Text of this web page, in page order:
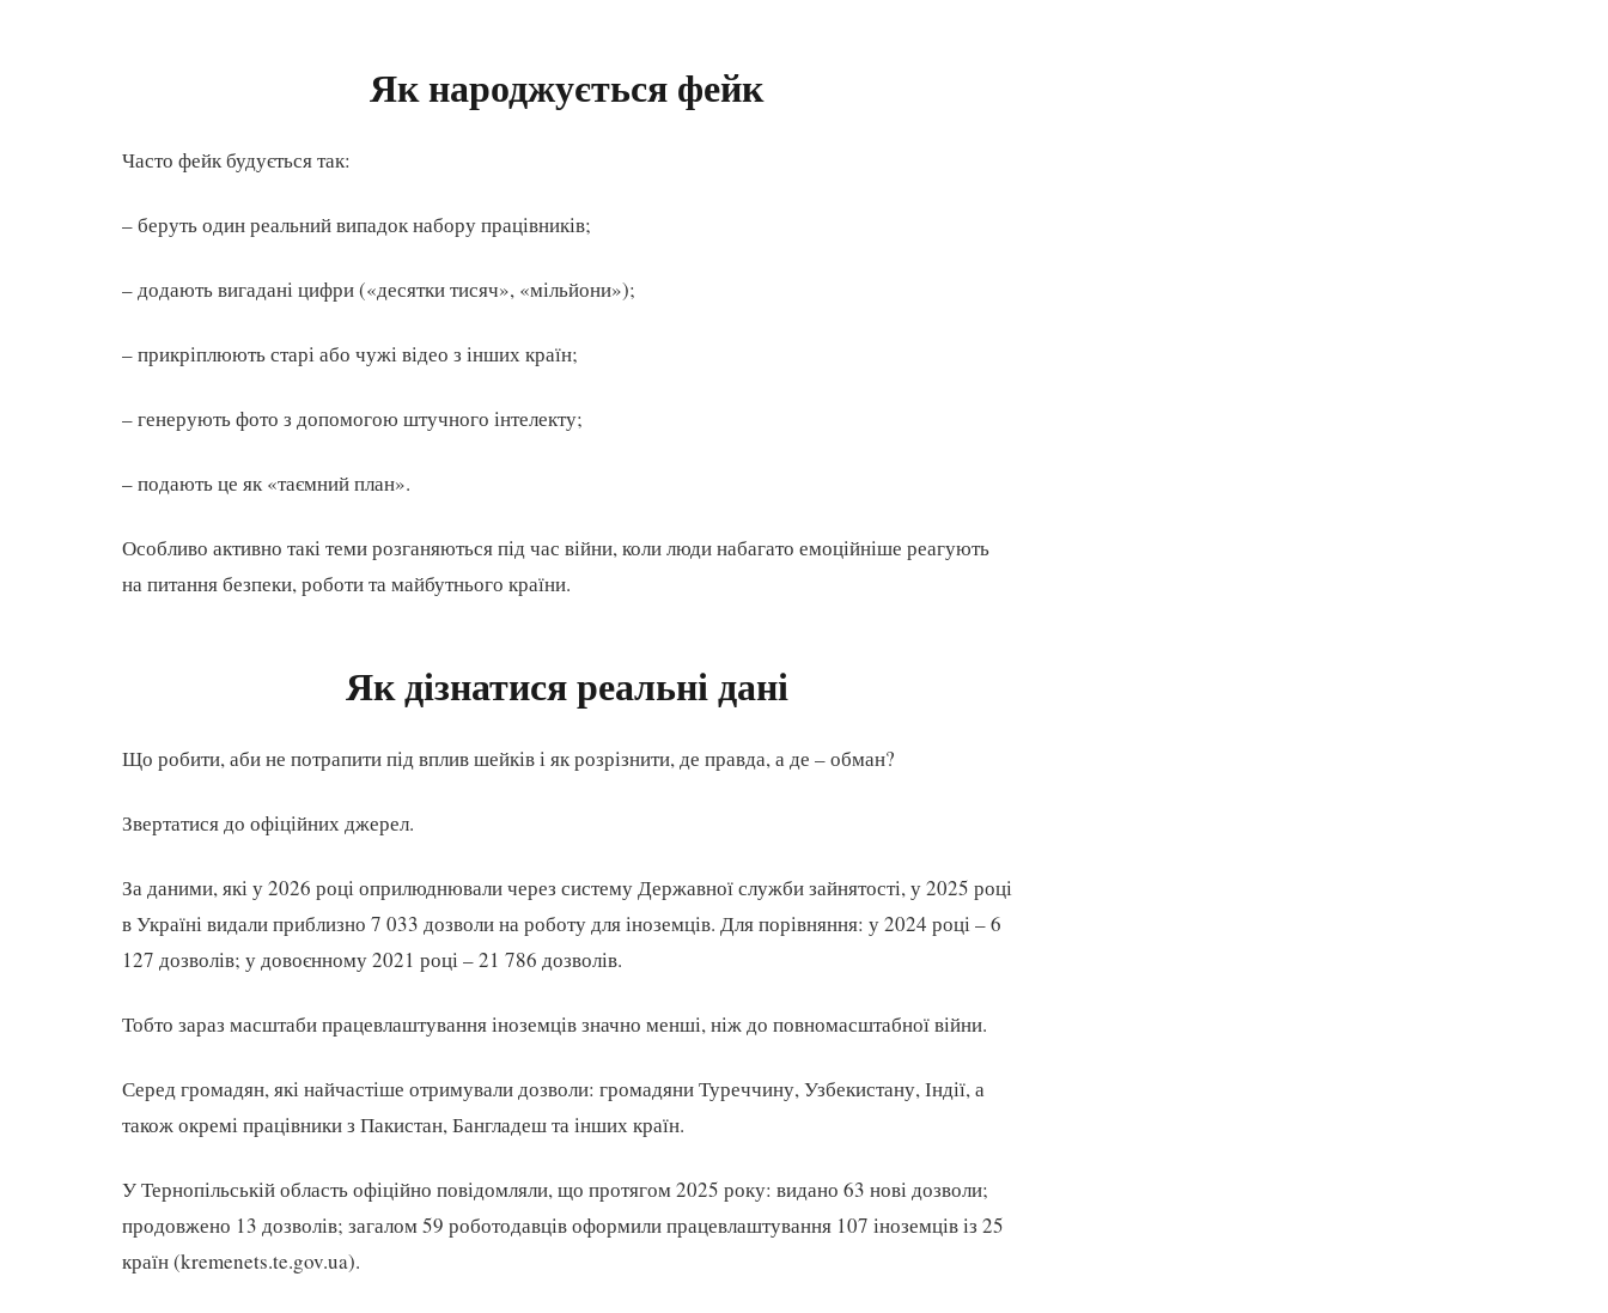
Як народжується фейк
Часто фейк будується так:
– беруть один реальний випадок набору працівників;
– додають вигадані цифри («десятки тисяч», «мільйони»);
– прикріплюють старі або чужі відео з інших країн;
– генерують фото з допомогою штучного інтелекту;
– подають це як «таємний план».
Особливо активно такі теми розганяються під час війни, коли люди набагато емоційніше реагують
на питання безпеки, роботи та майбутнього країни.
Як дізнатися реальні дані
Що робити, аби не потрапити під вплив шейків і як розрізнити, де правда, а де – обман?
Звертатися до офіційних джерел.
За даними, які у 2026 році оприлюднювали через систему Державної служби зайнятості, у 2025 році
в Україні видали приблизно 7 033 дозволи на роботу для іноземців. Для порівняння: у 2024 році – 6
127 дозволів; у довоєнному 2021 році – 21 786 дозволів.
Тобто зараз масштаби працевлаштування іноземців значно менші, ніж до повномасштабної війни.
Серед громадян, які найчастіше отримували дозволи: громадяни Туреччину, Узбекистану, Індії, а
також окремі працівники з Пакистан, Бангладеш та інших країн.
У Тернопільській область офіційно повідомляли, що протягом 2025 року: видано 63 нові дозволи;
продовжено 13 дозволів; загалом 59 роботодавців оформили працевлаштування 107 іноземців із 25
країн (kremenets.te.gov.ua).